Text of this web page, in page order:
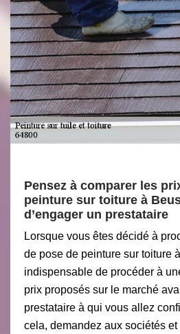
Pensez à comparer les
peinture sur toiture à
d’engager un prestataire
Lorsque vous êtes décidé à
de pose de peinture sur toiture
indispensable de procéder à
prix proposés sur le marché
prestataire à qui vous allez
cela, demandez aux sociétés